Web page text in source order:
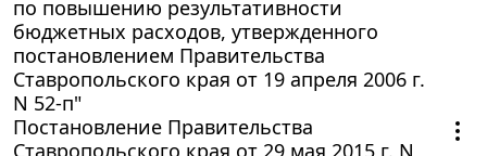
по повышению результативности
бюджетных расходов, утвержденного
постановлением Правительства
Ставропольского края от 19 апреля 2006 г.
N 52-п"
Постановление Правительства